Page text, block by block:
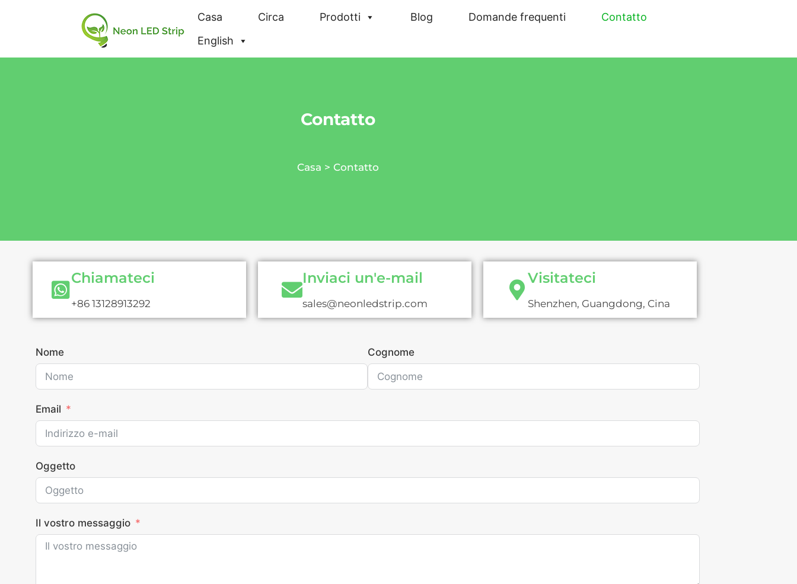
Casa Circa Prodotti Blog Domande frequenti
Contatto
English
Contatto
Casa > Contatto
Chiamateci
+86 13128913292
Inviaci un'e-mail
sales@neonledstrip.com
Visitateci
Shenzhen, Guangdong, Cina
Nome Cognome
Email
Oggetto
Il vostro messaggio